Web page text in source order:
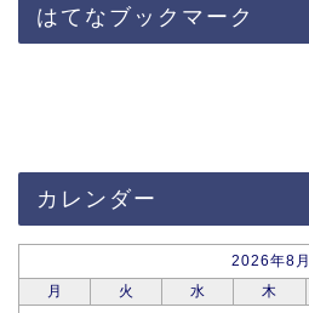
はてなブックマーク
カレンダー
2026年8月
月
火 水 木